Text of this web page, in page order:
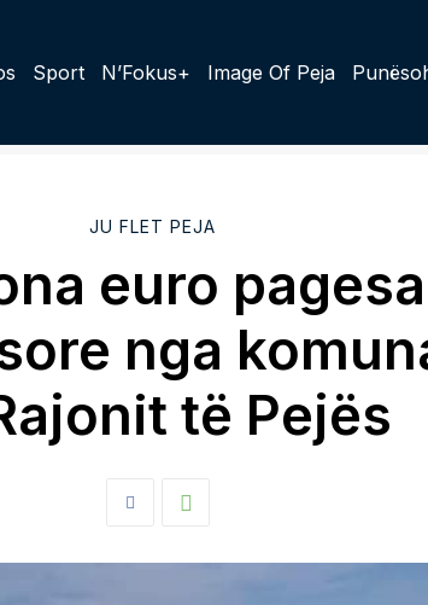
Sport N’Fokus+ Image Of Peja
JU FLET PEJA
euro pagesa
nga
të Pejës